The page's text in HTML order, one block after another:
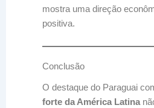
mostra uma direção
positiva.
Conclusão
O destaque do Paraguai
forte da América Latina